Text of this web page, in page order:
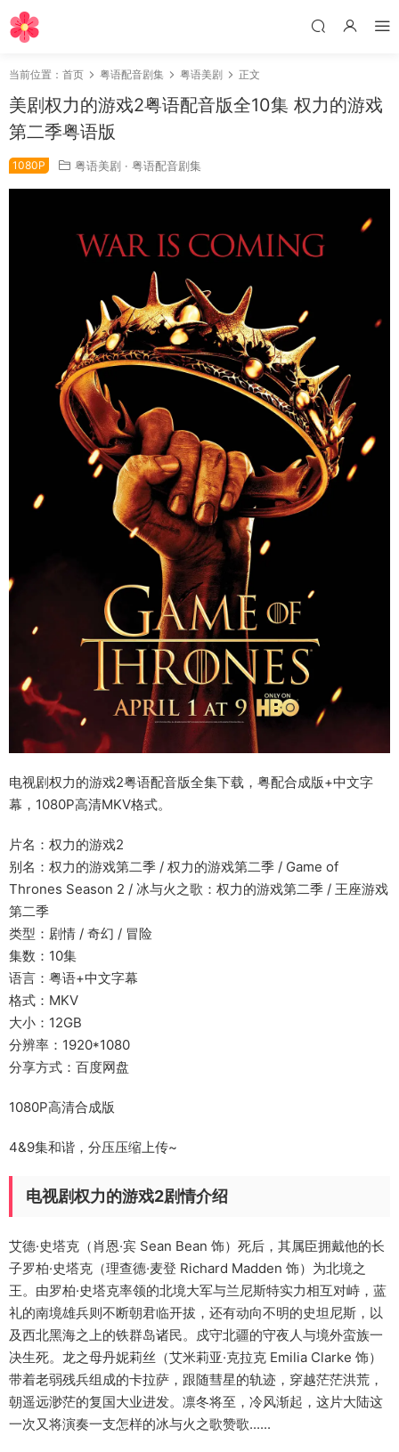
当前位置： 首页 粤语配音剧集 粤语美剧 正文
美剧权力的游戏2粤语配音版全10集 权力的游戏
第二季粤语版
1080P 粤语美剧 · 粤语配音剧集
电视剧权力的游戏2粤语配音版全集下载，粤配合成版+中文字
幕，1080P高清MKV格式。
片名：权力的游戏2
别名：权力的游戏第二季 / 权力的游戏第二季 / Game of
Thrones Season 2 / 冰与火之歌：权力的游戏第二季 / 王座游戏
第二季
类型：剧情 / 奇幻 / 冒险
集数：10集
语言：粤语+中文字幕
格式：MKV
大小：12GB
分辨率：1920*1080
分享方式：百度网盘
1080P高清合成版
4&9集和谐，分压压缩上传~
电视剧权力的游戏2剧情介绍
艾德·史塔克（肖恩·宾 Sean Bean 饰）死后，其属臣拥戴他的长
子罗柏·史塔克（理查德·麦登 Richard Madden 饰）为北境之
王。由罗柏·史塔克率领的北境大军与兰尼斯特实力相互对峙，蓝
礼的南境雄兵则不断朝君临开拔，还有动向不明的史坦尼斯，以
及西北黑海之上的铁群岛诸民。戍守北疆的守夜人与境外蛮族一
决生死。龙之母丹妮莉丝（艾米莉亚·克拉克 Emilia Clarke 饰）
带着老弱残兵组成的卡拉萨，跟随彗星的轨迹，穿越茫茫洪荒，
朝遥远渺茫的复国大业进发。凛冬将至，冷风渐起，这片大陆这
一次又将演奏一支怎样的冰与火之歌赞歌......